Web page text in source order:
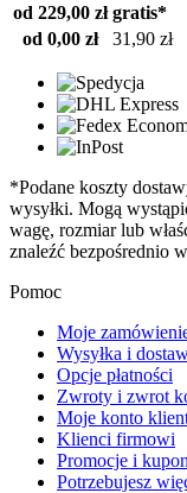
od 229,00 zł gratis*
od 0,00 zł
31,90 zł
*Podane koszty
wysyłki. Mogą
wagę, rozmiar lub
znaleźć bezpośrednio
Pomoc
Moje
Wysyłka i
Opcje płatności
Zwroty i zwrot
Moje konto
Klienci firmowi
Promocje i
Potrzebujesz